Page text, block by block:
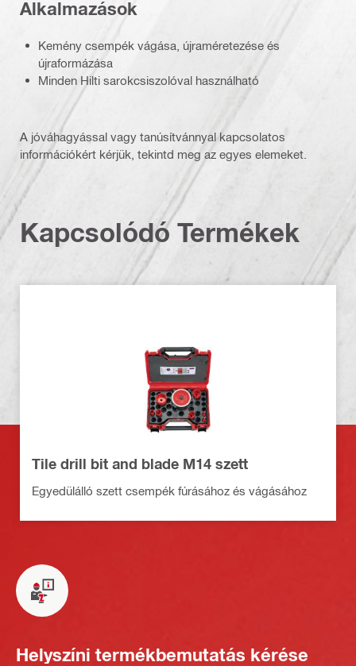
Alkalmazások
Kemény csempék vágása, újraméretezése és
újraformázása
Minden Hilti sarokcsiszolóval használható
A jóváhagyással vagy tanúsítvánnyal kapcsolatos
információkért kérjük, tekintd meg az egyes elemeket.
Kapcsolódó Termékek
Tile drill bit and blade M14 szett
Egyedülálló szett csempék fúrásához és vágásához
Helyszíni termékbemutatás kérése